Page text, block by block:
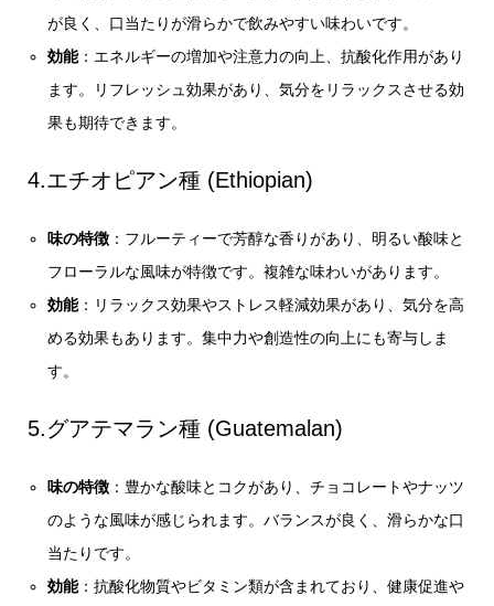
が良く、口当たりが滑らかで飲みやすい味わいです。
効能：エネルギーの増加や注意力の向上、抗酸化作用があり
ます。リフレッシュ効果があり、気分をリラックスさせる効
果も期待できます。
4.エチオピアン種 (Ethiopian)
味の特徴 ：フルーティーで芳醇な香りがあり、明るい酸味と
フローラルな風味が特徴です。複雑な味わいがあります。
効能：リラックス効果やストレス軽減効果があり、気分を高
める効果もあります。集中力や創造性の向上にも寄与しま
す。
5.グアテマラン種 (Guatemalan)
味の特徴 ：豊かな酸味とコクがあり、チョコレートやナッツ
のような風味が感じられます。バランスが良く、滑らかな口
当たりです。
効能：抗酸化物質やビタミン類が含まれており、健康促進や